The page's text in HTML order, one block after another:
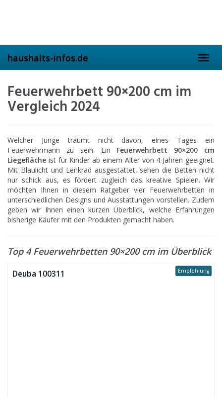
haushalts-infos.de
Feuerwehrbett 90×200 cm im
Vergleich 2024
Welcher Junge träumt nicht davon, eines Tages ein
Feuerwehrmann zu sein. Ein Feuerwehrbett 90×200 cm
Liegefläche ist für Kinder ab einem Alter von 4 Jahren geeignet.
Mit Blaulicht und Lenkrad ausgestattet, sehen die Betten nicht
nur schick aus, es fördert zugleich das kreative Spielen. Wir
möchten Ihnen in diesem Ratgeber vier Feuerwehrbetten in
unterschiedlichen Designs und Ausstattungen vorstellen. Zudem
geben wir Ihnen einen kurzen Überblick, welche Erfahrungen
bisherige Käufer mit den Produkten gemacht haben.
Top 4 Feuerwehrbetten 90×200 cm im Überblick
Empfehlung
Deuba 100311